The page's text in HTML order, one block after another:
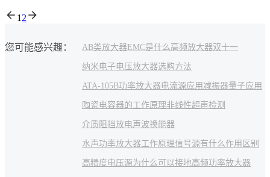
1 2
您可能感兴趣： AB类放大器 EMC是什么高频放大器双十一
纳米电子电压放大器选购方法
ATA-105B功率放大器电流源应用 减振器量子应用
陶瓷电容器的工作原理非线性超声检测
介质阻挡放电声波换能器
水声功率放大器工作原理信号源有什么作用 区别
高精度电压源为什么可以接地高频功率放大器